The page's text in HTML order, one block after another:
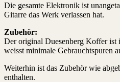
Die gesamte Elektronik ist
Gitarre das Werk verlassen hat.
Zubehör:
Der original Duesenberg Koffer ist
weisst minimale Gebrauchtspuren
Weiterhin ist das Zubehör wie
enthalten.